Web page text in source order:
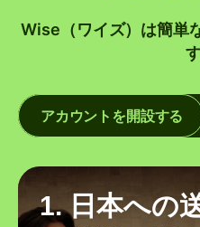
Wise（ワイズ）は簡単
アカウントを開設する
1. 日本への